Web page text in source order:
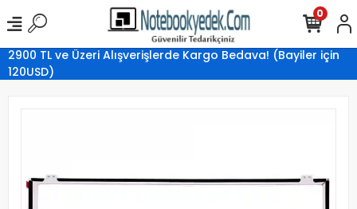
2900 TL ve Üzeri Alışverişlerde Kargo Bedava! (Bayiler için
120USD)
0